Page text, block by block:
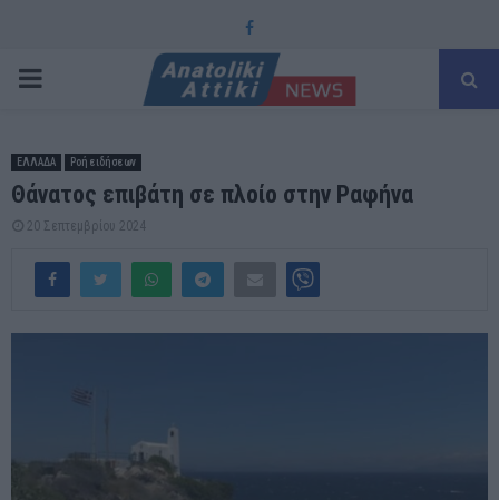
Facebook
PRIMARY
ΕΛΛΑΔΑ Ροή ειδήσεων
Θάνατος επιβάτη σε πλοίο στην Ραφήνα
20 Σεπτεμβρίου 2024